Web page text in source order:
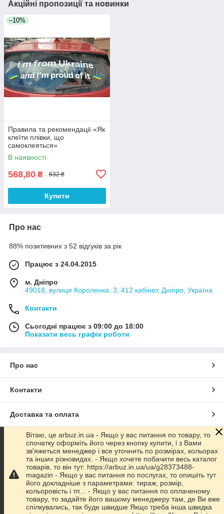
Акційні пропозиції та новинки
–10%
Правила та рекомендації «Як
клеїти плівки, що
самоклеяться»
В наявності
568,80 ₴ 632 ₴
Купити
Про нас
88% позитивних з 52 відгуків за рік
Працює з 24.04.2015
м. Дніпро
49018, вулиця Короленка, 3, 412 кабінет, Дніпро, Україна
Контакти
Сьогодні працює з 09:00 до 18:00
Показати весь графік роботи
Про нас
Контакти
Доставка та оплата
Графік роботи
Повна версія сайту
Сайт створено на маркетплейсіProm.ua
Вітаю, це arbuz.in.ua - Якщо у вас питання по товару, то
спочатку оформіть його через кнопку купити, і з Вами
зв'яжеться менеджер і все уточнить по розмірах, кольорах
та інших різновидах. - Якщо хочете побачити весь каталог
товарів, то він тут: https://arbuz.in.ua/ua/g28373488-
magazin - Якщо у вас питання по послугах, то опишіть тут
його докладніше з параметрами: тираж, розмір,
кольоровість і тп... - Якщо у вас питання по оплаченому
товару, то задайте його вашому менеджеру там, де Ви вже
спілкувались, так буде швидше Якщо треба інша швидка